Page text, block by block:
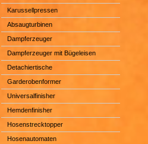
Karussellpressen
Absaugturbinen
Dampferzeuger
Dampferzeuger mit Bügeleisen
Detachiertische
Garderobenformer
Universalfinisher
Hemdenfinisher
Hosenstrecktopper
Hosenautomaten